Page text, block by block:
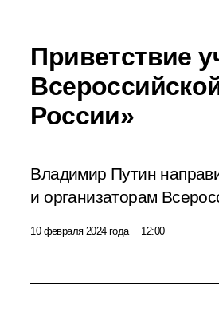
Приветствие
России»
Владимир Путин
и организаторам
10 февраля 2024 года 12:00